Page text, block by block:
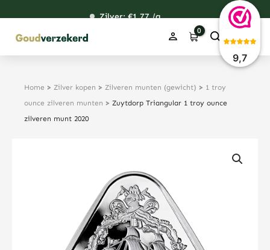
9,7
inhoud
120,76
Zilver: €1,77/g
48,67
38,39
Home > Zilver kopen > Zilveren munten (gewicht) > 1 troy
ounce zilveren munten > Zuytdorp Triangular 1 troy ounce
zilveren munt 2020